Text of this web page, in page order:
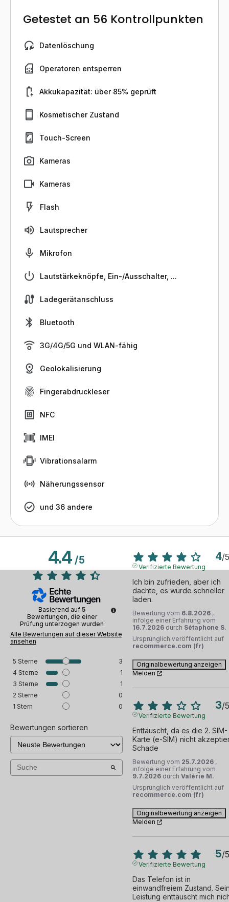
Getestet an 56 Kontrollpunkten
Datenlöschung
Operatoren entsperren
Akkukapazität: über 85% geprüft
Kosmetischer Zustand
Touch-Screen
Kameras
Kameras
Flash
Lautsprecher
Mikrofon
Lautstärkeknöpfe, Ein-/Ausschalter, ...
Ladegerätanschluss
Bluetooth
3G/4G/5G und WLAN-fähig
Geolokalisierung
Fingerabdruckleser
NFC
IMEI
Vibrationsalarm
Näherungssensor
und 36 andere
4.4/5
Basierend auf 5
Bewertungen, die einer
Prüfung unterzogen wurden
Alle Bewertungen auf dieser Website
ansehen
5 Sterne
3
4 Sterne
1
3 Sterne
1
2 Sterne
0
1 Stern 0
Bewertungen sortieren
4/5
Verifizierte Bewertung
Ich bin zufrieden, aber ich
dachte, es würde schneller
laden.
Bewertung vom 6.8.2026 ,
infolge einer Erfahrung vom
16.7.2026 durch Sétaphone S.
Ursprünglich veröffentlicht auf
recommerce.com (fr)
Originalbewertung anzeigen
Melden
3/5
Verifizierte Bewertung
Enttäuscht, da es die 2. SIM-
Karte (e-SIM) nicht
Schade
Bewertung vom 25.7.2026 ,
infolge einer Erfahrung vom
9.7.2026 durch Valérie M.
Ursprünglich veröffentlicht auf
recommerce.com (fr)
Originalbewertung anzeigen
Melden
5/5
Verifizierte Bewertung
Das Telefon ist in
einwandfreiem Zustand.
Leistung enttäuscht mich